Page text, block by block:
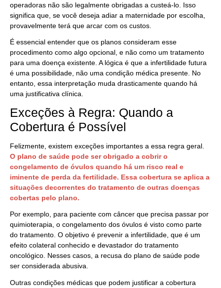
operadoras não são legalmente obrigadas a custeá-lo. Isso
significa que, se você deseja adiar a maternidade por escolha,
provavelmente terá que arcar com os custos.
É essencial entender que os planos consideram esse
procedimento como algo opcional, e não como um tratamento
para uma doença existente. A lógica é que a infertilidade futura
é uma possibilidade, não uma condição médica presente. No
entanto, essa interpretação muda drasticamente quando há
uma justificativa clínica.
Exceções à Regra: Quando a
Cobertura é Possível
Felizmente, existem exceções importantes a essa regra geral.
O plano de saúde pode ser obrigado a cobrir o
congelamento de óvulos quando há um risco real e
iminente de perda da fertilidade. Essa cobertura se aplica a
situações decorrentes do tratamento de outras doenças
cobertas pelo plano.
Por exemplo, para paciente com câncer que precisa passar por
quimioterapia, o congelamento dos óvulos é visto como parte
do tratamento. O objetivo é prevenir a infertilidade, que é um
efeito colateral conhecido e devastador do tratamento
oncológico. Nesses casos, a recusa do plano de saúde pode
ser considerada abusiva.
Outras condições médicas que podem justificar a cobertura